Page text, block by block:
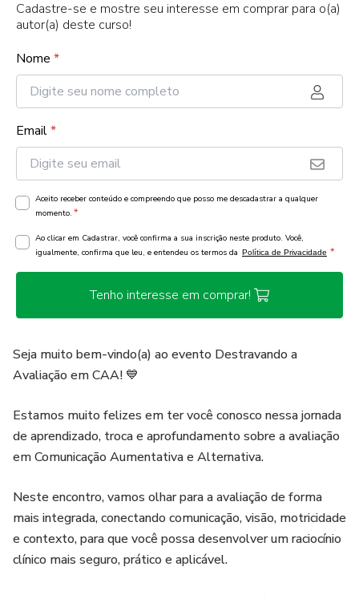
Cadastre-se e mostre seu interesse em comprar para o(a)
autor(a) deste curso!
Nome *
Email*
Aceito receber conteúdo e compreendo que posso me descadastrar a qualquer
momento. *
Ao clicar em Cadastrar, você confirma a sua inscrição neste produto. Você,
igualmente, confirma que leu, e entendeu os termos da Política de Privacidade *
Tenho interesse em comprar!
Seja muito bem-vindo(a) ao evento Destravando a
Avaliação em CAA! 💙
Estamos muito felizes em ter você conosco nessa jornada
de aprendizado, troca e aprofundamento sobre a avaliação
em Comunicação Aumentativa e Alternativa.
Neste encontro, vamos olhar para a avaliação de forma
mais integrada, conectando comunicação, visão, motricidade
e contexto, para que você possa desenvolver um raciocínio
clínico mais seguro, prático e aplicável.